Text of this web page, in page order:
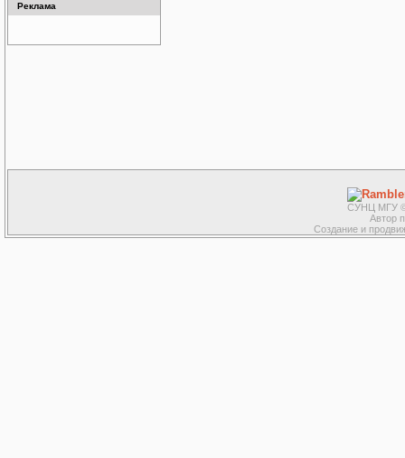
Реклама
СУНЦ МГУ ©
Автор
Создание и